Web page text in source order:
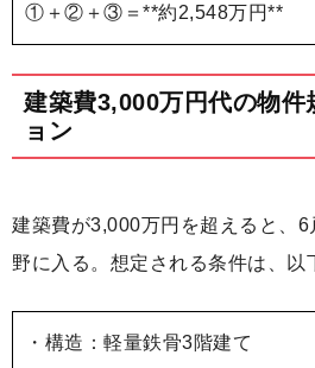
①＋②＋③＝**約2,548万円**
建築費3,000万円代の物件
ョン
建築費が3,000万円を超えると、6
野に入る。想定される条件は、以
・構造：軽量鉄骨3階建て